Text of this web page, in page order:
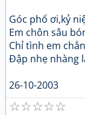
Góc phố ơi,kỷ
Em chôn sâu
Chỉ tình em
Đập nhẹ nhàng
26-10-2003
☆
☆
☆
☆
☆